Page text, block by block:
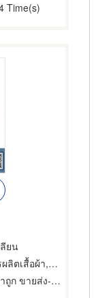
Time(s)
ยน
,ขายส่งและผู้ผลิตอุปกรณ์และอะไหล่จักรเย็บผ้า,ขายปลีกผ้า,ผู้ผลิตเสื้อผ้า
ก หยาง บิลเลียน